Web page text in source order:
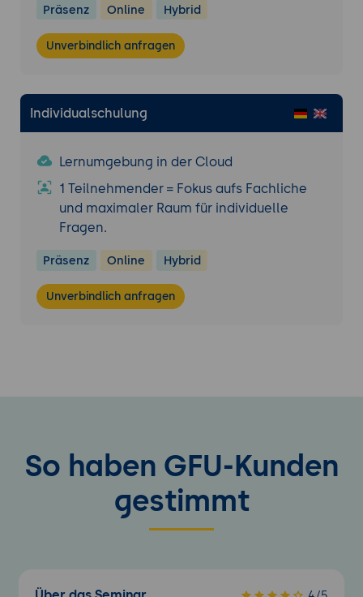
Zukunftsperspektiven und Trends
JSON und GraphQL:Nutzung von JSON-
Daten in modernen Abfrageformaten.
bevorzugtes Datenformat für MongoDB
und ähnliche Systeme.
Echtzeitkommunikation:JSON in
WebSockets und Echtzeitanwendungen.
und Konfigurationsdateien.
Zusammenfassung und
Handlungsempfehlungen
Best Practices:Tipps zur effizienten
Nutzung von JSON in Datenstrukturen und
APIs.
Präsenz Online Hybrid
Unverbindlich anfragen
Individualschulung
Lernumgebung in der Cloud
1 Teilnehmender = Fokus aufs Fachliche
und maximaler Raum für individuelle
Fragen.
Präsenz Online Hybrid
Unverbindlich anfragen
So haben GFU-Kunden
gestimmt